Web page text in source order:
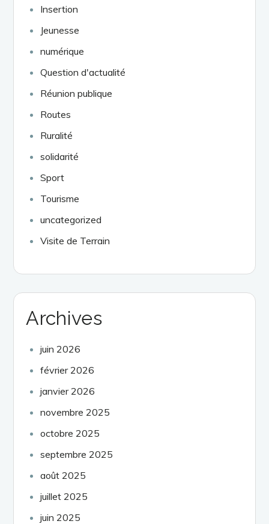
Insertion
Jeunesse
numérique
Question d'actualité
Réunion publique
Routes
Ruralité
solidarité
Sport
Tourisme
uncategorized
Visite de Terrain
Archives
juin 2026
février 2026
janvier 2026
novembre 2025
octobre 2025
septembre 2025
août 2025
juillet 2025
juin 2025